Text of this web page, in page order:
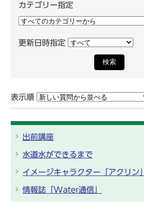
カテゴリー指定
更新日時指定
検索
表示順
出前講座
水道水ができるまで
イメージキャラクター「アクリン」
情報誌「Water通信」